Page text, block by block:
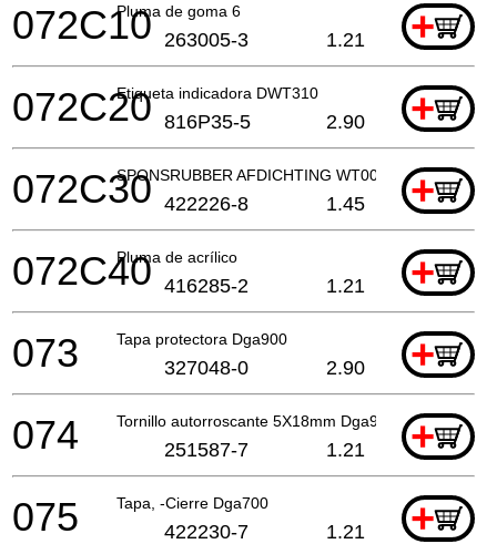
Pluma de goma 6 +
072C10 263005-3 1.21
Etiqueta indicadora DWT310 +
072C20 816P35-5 2.90
SPONSRUBBER AFDICHTING WT001G +
072C30 422226-8 1.45
Pluma de acrílico +
072C40 416285-2 1.21
Tapa protectora Dga900 +
073 327048-0 2.90
Tornillo autorroscante 5X18mm Dga900 +
074 251587-7 1.21
Tapa, -Cierre Dga700 +
075 422230-7 1.21